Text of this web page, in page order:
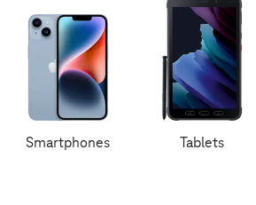
Smartphones Tablets